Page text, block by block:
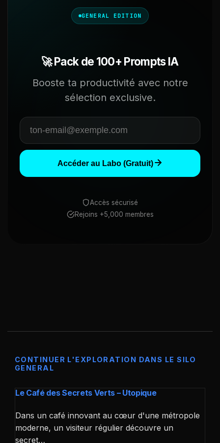
GENERAL EDITION
🚀 Pack de 100+ Prompts IA
Booste ta productivité avec notre
sélection exclusive.
Accéder au Labo (Gratuit)
Accès sécurisé
Rejoins +5,000 membres
CONTINUER L'EXPLORATION DANS LE SILO
GENERAL
Le Café des Secrets Verts – Utopique
Dans un café innovant au cœur d'une métropole
moderne, un visiteur régulier découvre un
secret…